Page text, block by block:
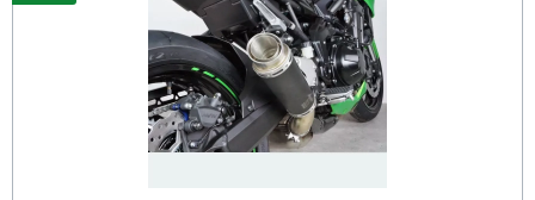
fahrzeugspezifisch entwickelt Kat bleibt erhalten –
Optimierung ohne vollständige Abgasanlagenänderung
Lieferumfang: 1x Bodis Vorschalldämpfer Ersatzrohr aus